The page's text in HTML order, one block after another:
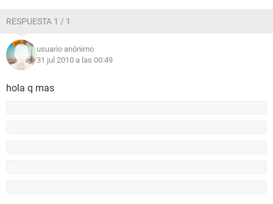
RESPUESTA 1 / 1
usuario anónimo
31 jul 2010 a las 00:49
hola q mas